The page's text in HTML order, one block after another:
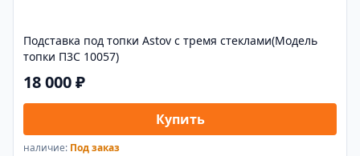
Подставка под топки Astov с тремя стеклами(Модель
топки П3С 10057)
18 000 ₽
Купить
наличие: Под заказ